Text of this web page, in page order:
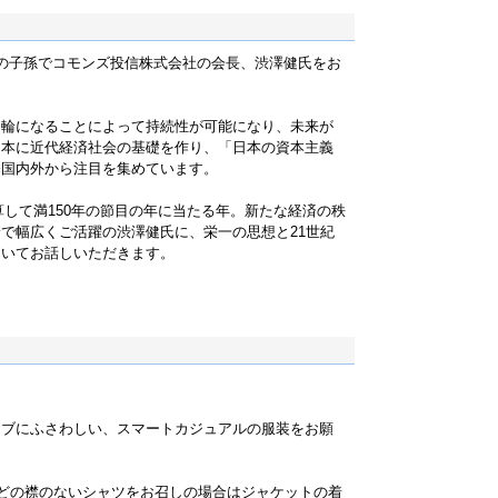
孫でコモンズ投信株式会社の会長、渋澤健氏をお
になることによって持続性が可能になり、未来が
に近代経済社会の基礎を作り、「日本の資本主義
内外から注目を集めています。
て満150年の節目の年に当たる年。新たな経済の秩
幅広くご活躍の渋澤健氏に、栄一の思想と21世紀
てお話しいただきます。
にふさわしい、スマートカジュアルの服装をお願
の襟のないシャツをお召しの場合はジャケットの着